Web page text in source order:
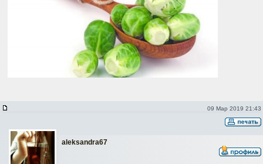
09 Мар 2019 21:43
aleksandra67